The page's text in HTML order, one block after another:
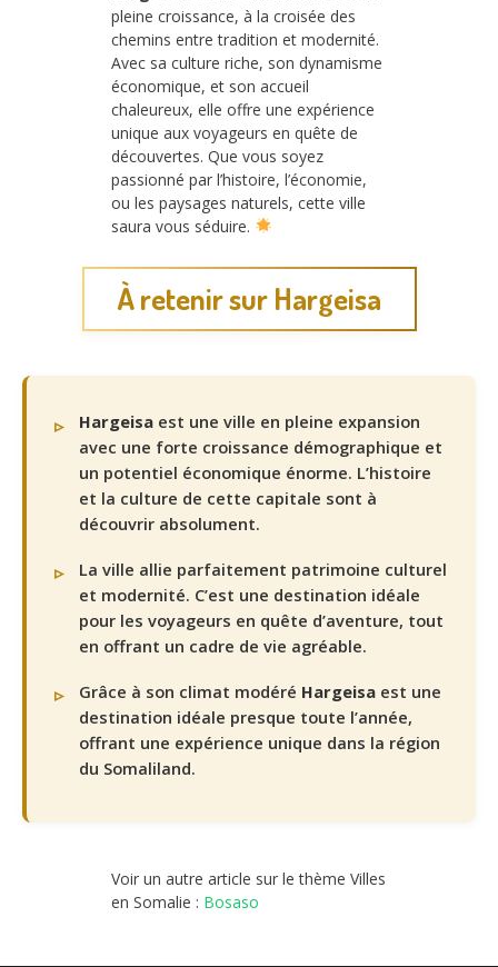
pleine croissance, à la croisée des
chemins entre tradition et modernité.
Avec sa culture riche, son dynamisme
économique, et son accueil
chaleureux, elle offre une expérience
unique aux voyageurs en quête de
découvertes. Que vous soyez
passionné par l’histoire, l’économie,
ou les paysages naturels, cette ville
saura vous séduire.
À retenir sur Hargeisa
Hargeisa est une ville en pleine expansion
avec une forte croissance démographique et
un potentiel économique énorme. L’histoire
et la culture de cette capitale sont à
découvrir absolument.
La ville allie parfaitement patrimoine culturel
et modernité. C’est une destination idéale
pour les voyageurs en quête d’aventure, tout
en offrant un cadre de vie agréable.
Grâce à son climat modéré Hargeisa est une
destination idéale presque toute l’année,
offrant une expérience unique dans la région
du Somaliland.
Voir un autre article sur le thème Villes
en Somalie : Bosaso